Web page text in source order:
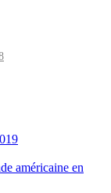
américaine en